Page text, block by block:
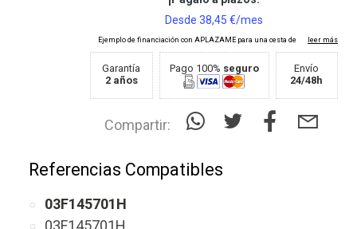
Garantía
2 años
Pago 100% seguro
Envío
24/48h
Compartir:
Referencias Compatibles
03F145701H
03F145701H